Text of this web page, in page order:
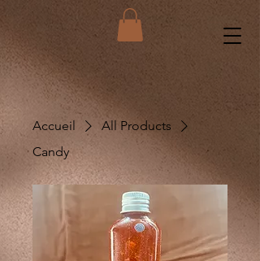
Accueil
All Products
Candy